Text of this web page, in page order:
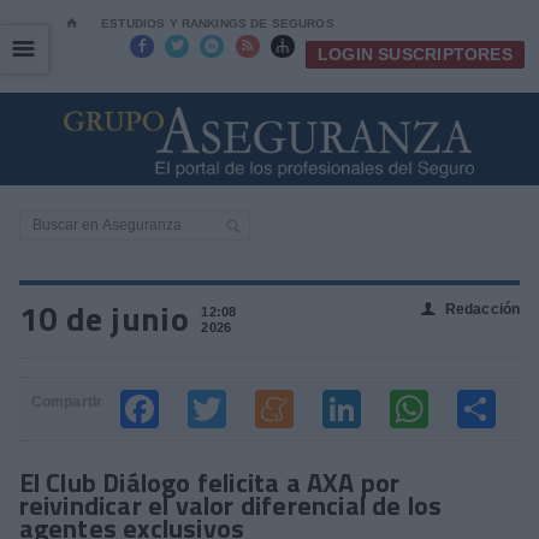
⌂ ESTUDIOS Y RANKINGS DE SEGUROS
     LOGIN SUSCRIPTORES
☰
☰
10 de junio
12:08
2026
👤 Redacción
El Club Diálogo felicita a AXA por
reivindicar el valor diferencial de los
agentes exclusivos